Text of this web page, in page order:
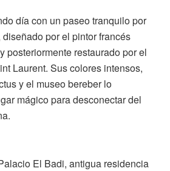
día con un paseo tranquilo por
por el pintor francés
posteriormente restaurado por el
Laurent. Sus colores intensos,
y el museo bereber lo
mágico para desconectar del
El Badi, antigua residencia